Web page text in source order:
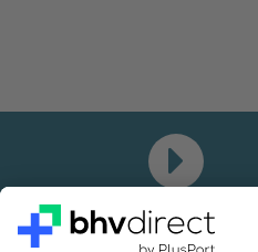
Demo